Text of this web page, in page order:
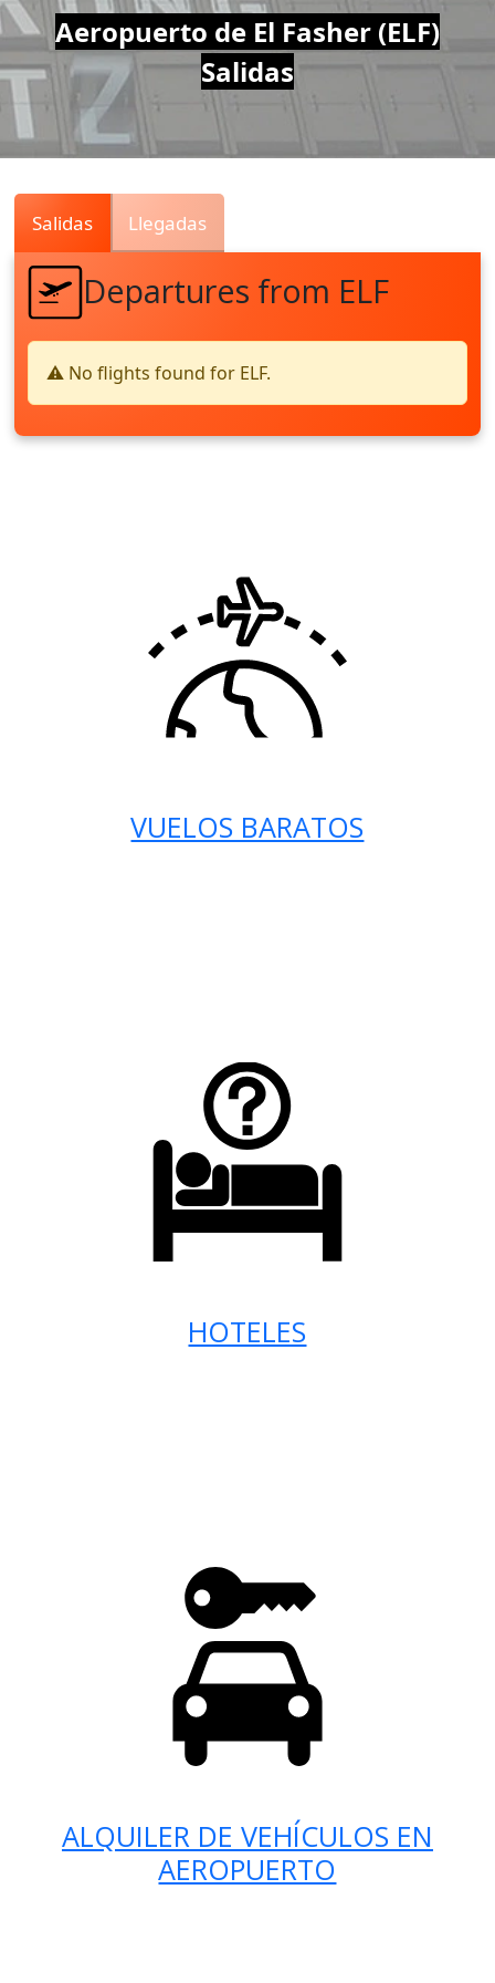
Air
Traffic
Live
Aeropuerto de El Fasher (ELF)
Salidas
Salidas Llegadas
Departures from ELF
⚠️ No flights found for ELF.
VUELOS BARATOS
HOTELES
ALQUILER DE VEHÍCULOS EN
AEROPUERTO